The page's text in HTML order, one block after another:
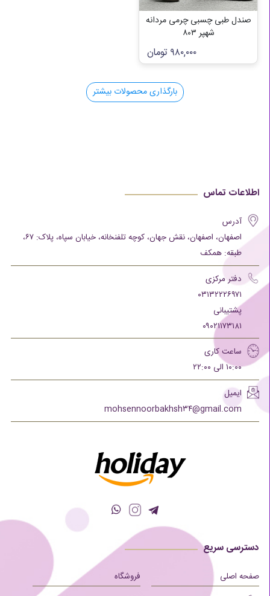
صندل طبی چسبی چرمی مردانه
شهپر ۸۰۳
۹۸۰,۰۰۰ تومان
بارگذاری محصولات بیشتر
اطلاعات تماس
آدرس
اصفهان، اصفهان، نقش جهان، کوچه تلفنخانه، خیابان سپاه، پلاک: ۶۷،
طبقه: همکف
دفتر مرکزی
۰۳۱۳۲۲۲۶۹۷۱
پشتیبانی
۰۹۰۲۱۱۷۳۱۸۱
ساعت کاری
۱۰:۰۰ الی ۲۲:۰۰
ایمیل
mohsennoorbakhsh۳۴@gmail.com
دسترسی سریع
صفحه اصلی
فروشگاه